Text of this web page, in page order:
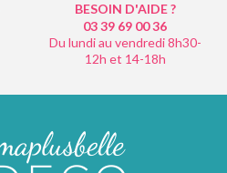
BESOIN D'AIDE ?
03 39 69 0036
Du lundi au vendredi 8h30-
12h et 14-18h